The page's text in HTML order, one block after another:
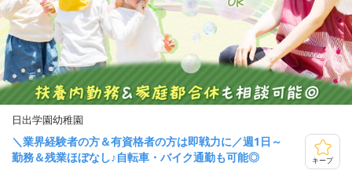
日出学園幼稚園
＼業界経験者の方＆有資格者の方は即戦力に／週1日～
勤務＆残業ほぼなし♪自転車・バイク通勤も可能◎
キープ